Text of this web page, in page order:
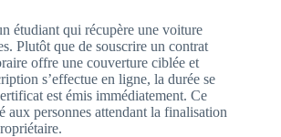
étudiant qui récupère une voiture
Plutôt que de souscrire un contrat
offre une couverture ciblée et
s’effectue en ligne, la durée se
est émis immédiatement. Ce
aux personnes attendant la finalisation